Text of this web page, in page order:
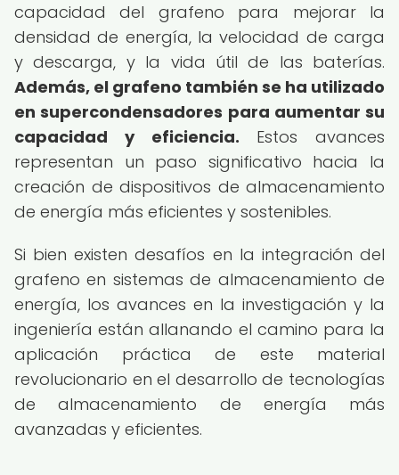
capacidad del grafeno para mejorar la
densidad de energía, la velocidad de carga
y descarga, y la vida útil de las baterías.
Además, el grafeno también se ha utilizado
en supercondensadores para aumentar su
capacidad y eficiencia. Estos avances
representan un paso significativo hacia la
creación de dispositivos de almacenamiento
de energía más eficientes y sostenibles.
Si bien existen desafíos en la integración del
grafeno en sistemas de almacenamiento de
energía, los avances en la investigación y la
ingeniería están allanando el camino para la
aplicación práctica de este material
revolucionario en el desarrollo de tecnologías
de almacenamiento de energía más
avanzadas y eficientes.